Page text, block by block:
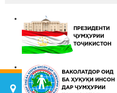
734025, ш. Душанбе, кӯч.